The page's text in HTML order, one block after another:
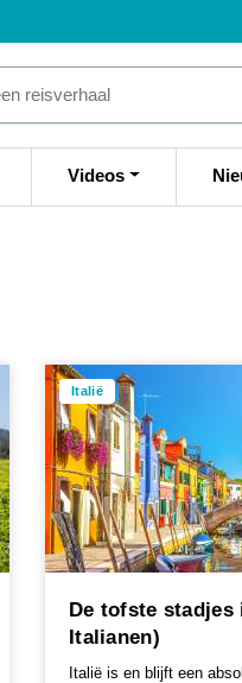
Videos
Italië
De tofste
Italianen)
Italië is en blijft een